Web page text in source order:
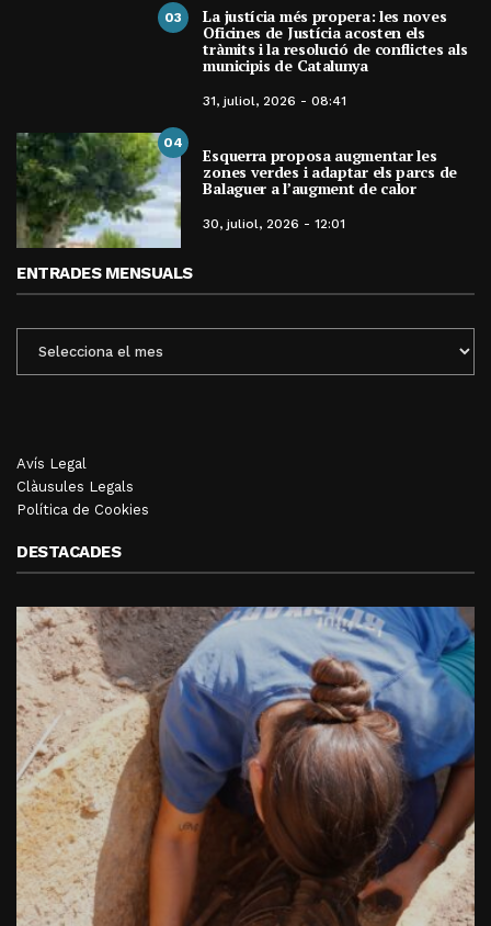
03 La justícia més propera: les noves
Oficines de Justícia acosten els
tràmits i la resolució de conflictes als
municipis de Catalunya
31, juliol, 2026 - 08:41
04
Esquerra proposa augmentar les
zones verdes i adaptar els parcs de
Balaguer a l’augment de calor
30, juliol, 2026 - 12:01
ENTRADES MENSUALS
MENSUALS
Avís Legal
Clàusules Legals
Política de Cookies
DESTACADES